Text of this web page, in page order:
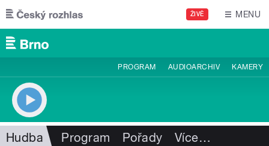
Přejít k hlavnímu obsahu
ŽIVĚ MENU
PROGRAM AUDIOARCHIV KAMERY
Hudba Program Pořady Více…